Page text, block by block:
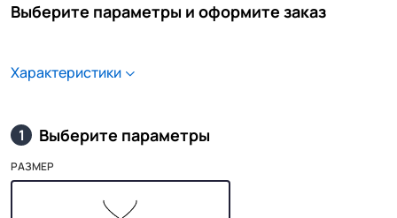
Выберите параметры и оформите заказ
Характеристики
1 Выберите параметры
РАЗМЕР